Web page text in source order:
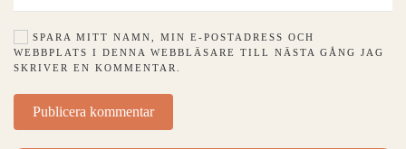
SPARA MITT NAMN, MIN E-POSTADRESS OCH
WEBBPLATS I DENNA WEBBLÄSARE TILL NÄSTA GÅNG JAG
SKRIVER EN KOMMENTAR.
Publicera kommentar